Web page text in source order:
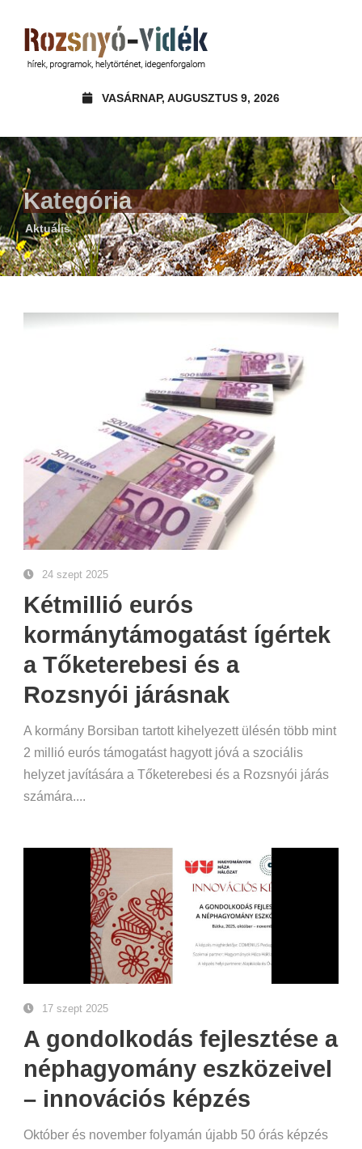
VASÁRNAP, AUGUSZTUS 9, 2026
Kategória
Aktuális
24 szept 2025
Kétmillió eurós
kormánytámogatást ígértek
a Tőketerebesi és a
Rozsnyói járásnak
A kormány Borsiban tartott kihelyezett ülésén több mint
2 millió eurós támogatást hagyott jóvá a szociális
helyzet javítására a Tőketerebesi és a Rozsnyói járás
számára....
17 szept 2025
A gondolkodás fejlesztése a
néphagyomány eszközeivel
– innovációs képzés
Október és november folyamán újabb 50 órás képzés